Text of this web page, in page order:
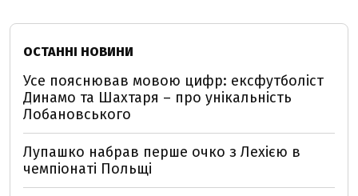
ОСТАННІ НОВИНИ
Усе пояснював мовою цифр: ексфутболіст
Динамо та Шахтаря – про унікальність
Лобановського
Лупашко набрав перше очко з Лехією в
чемпіонаті Польщі